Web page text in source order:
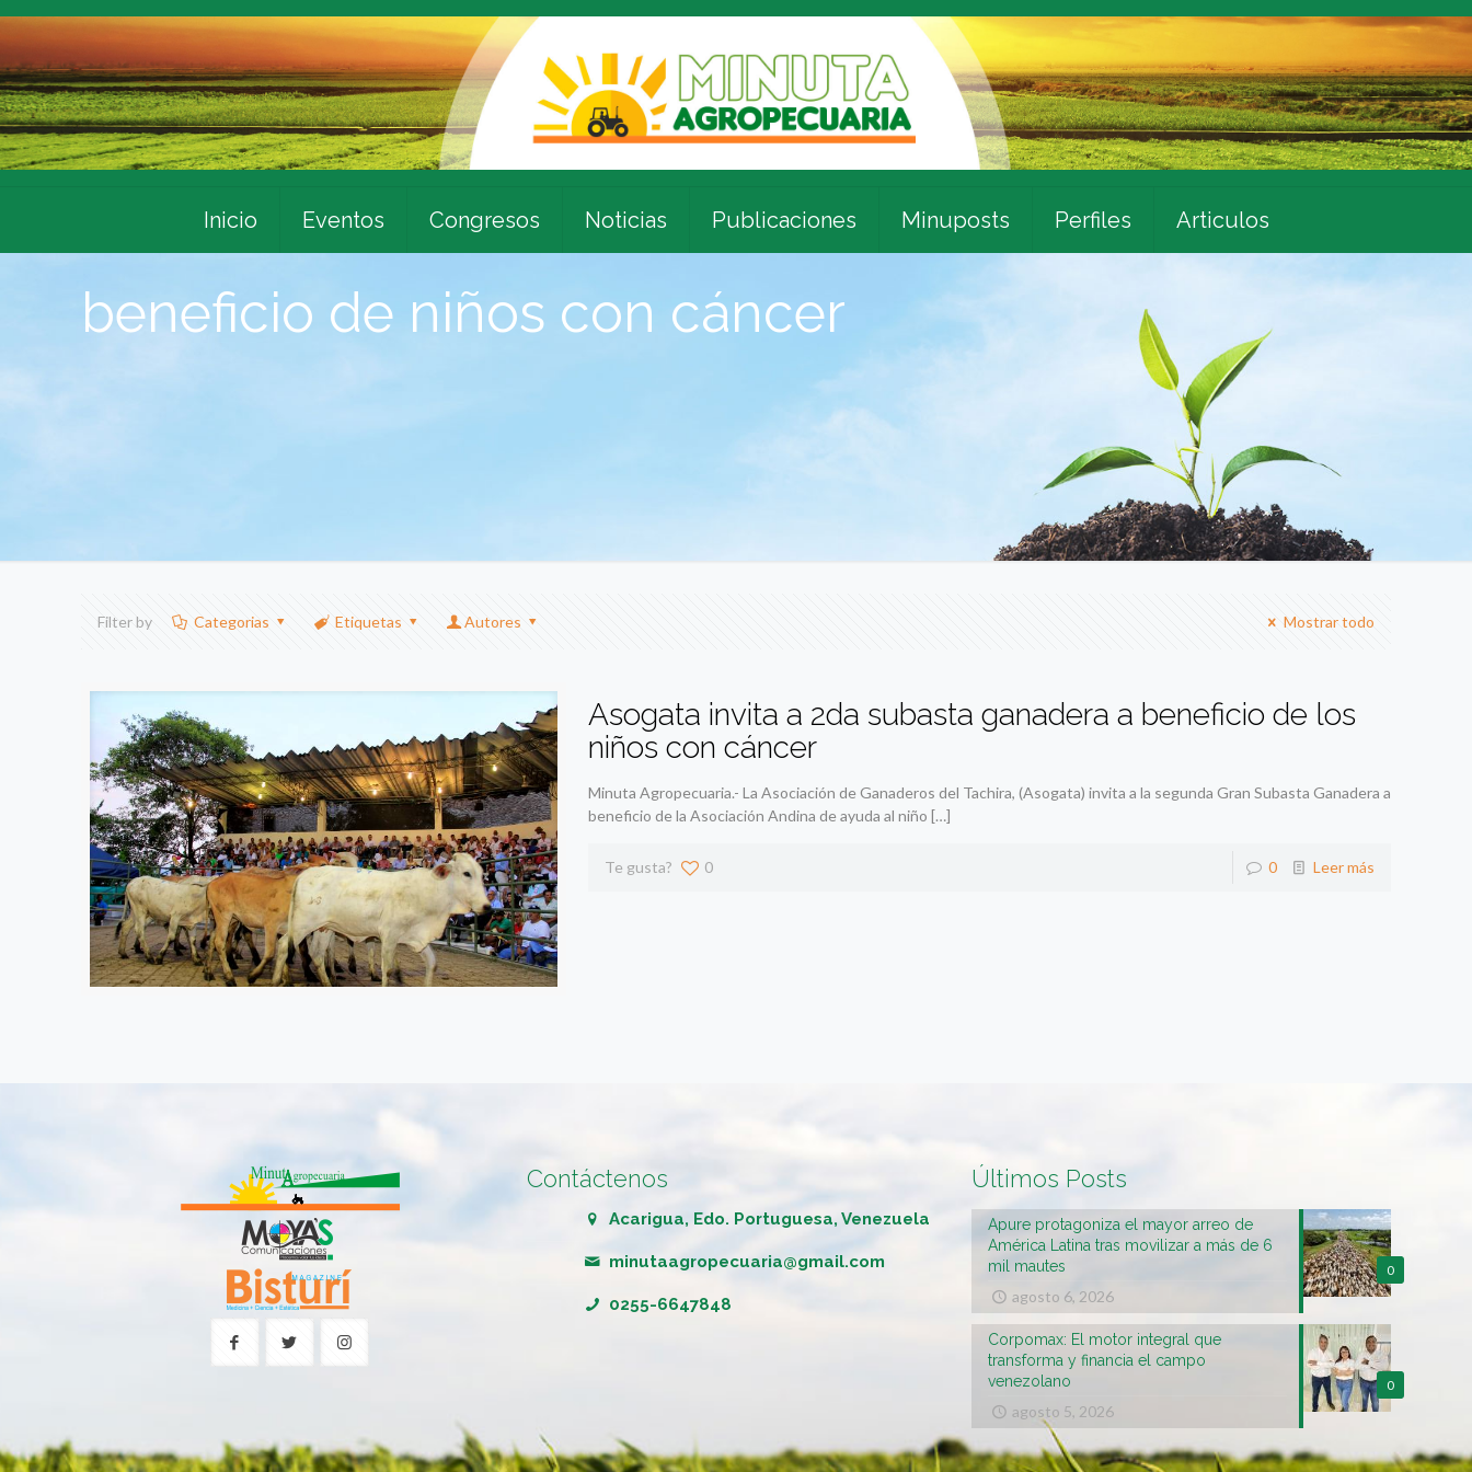
Inicio Eventos Congresos Noticias Publicaciones Minuposts Perfiles Articulos
beneficio de niños con cáncer
Filter by Categorias Etiquetas Autores Mostrar todo
Asogata invita a 2da subasta ganadera a beneficio de los
niños con cáncer
Minuta Agropecuaria.- La Asociación de Ganaderos del Tachira, (Asogata) invita a la segunda Gran Subasta Ganadera a
beneficio de la Asociación Andina de ayuda al niño […]
Te gusta? 0 0 Leer más
Contáctenos
Acarigua, Edo. Portuguesa, Venezuela
minutaagropecuaria@gmail.com
0255-6647848
Últimos Posts
0
Apure protagoniza el mayor arreo de
América Latina tras movilizar a más de 6
mil mautes
agosto 6, 2026
0
Corpomax: El motor integral que
transforma y financia el campo
venezolano
agosto 5, 2026